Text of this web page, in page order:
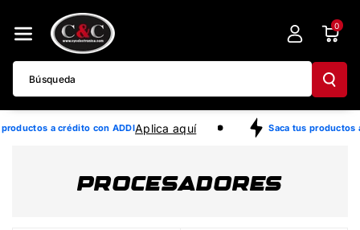
Directamente
Al Contenido
Búsqueda
0
a crédito con ADDIAplica aquí Saca tus productos
PROCESADORES